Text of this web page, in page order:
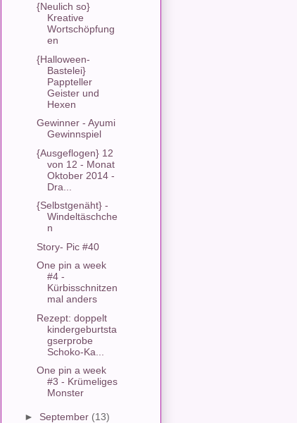
{Neulich so}
Kreative
Wortschöpfung
en
{Halloween-
Bastelei}
Pappteller
Geister und
Hexen
Gewinner - Ayumi
Gewinnspiel
{Ausgeflogen} 12
von 12 - Monat
Oktober 2014 -
Dra...
{Selbstgenäht} -
Windeltäschche
n
Story- Pic #40
One pin a week
#4 -
Kürbisschnitzen
mal anders
Rezept: doppelt
kindergeburtsta
gserprobe
Schoko-Ka...
One pin a week
#3 - Krümeliges
Monster
► September (13)